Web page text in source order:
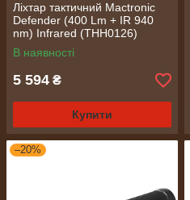
Ліхтар тактичний Mactronic
Defender (400 Lm + IR 940
nm) Infrared (THH0126)
В наявності
5 594 ₴
Купити
–20%